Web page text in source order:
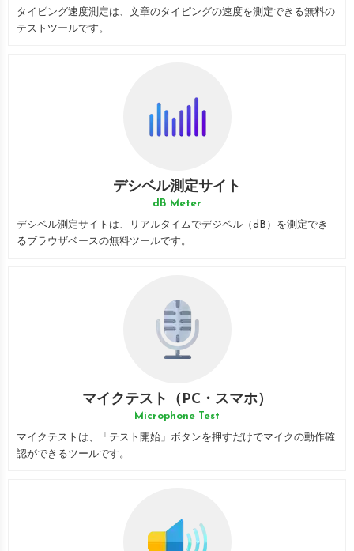
タイピング速度測定は、文章のタイピングの速度を測定できる無料の
テストツールです。
デシベル測定サイト
dB Meter
デシベル測定サイトは、リアルタイムでデジベル（dB）を測定でき
るブラウザベースの無料ツールです。
マイクテスト（PC・スマホ）
Microphone Test
マイクテストは、「テスト開始」ボタンを押すだけでマイクの動作確
認ができるツールです。